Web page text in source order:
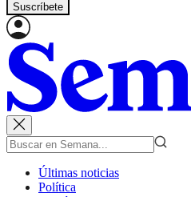
Suscríbete
Últimas noticias
Política